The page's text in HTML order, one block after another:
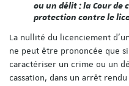
ou un délit : la Cour de
protection contre le
La nullité du licenciement
ne peut être prononcée que
caractériser un crime ou un
cassation, dans un arrêt